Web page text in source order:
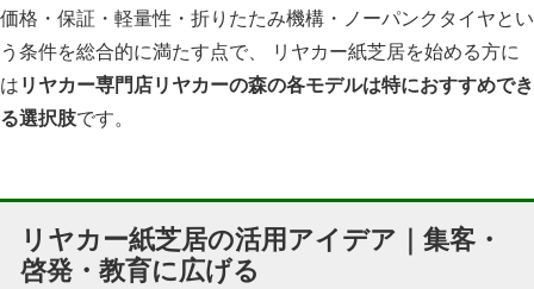
価格・保証・軽量性・折りたたみ機構・ノーパンクタイヤとい
う条件を総合的に満たす点で、 リヤカー紙芝居を始める方に
はリヤカー専門店リヤカーの森の各モデルは特におすすめでき
る選択肢です。
リヤカー紙芝居の活用アイデア｜集客・
啓発・教育に広げる